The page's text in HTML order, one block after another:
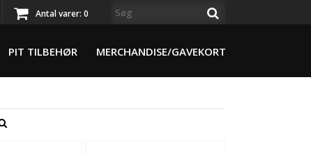
Antal varer: 0
PIT TILBEHØR MERCHANDISE/GAVEKORT